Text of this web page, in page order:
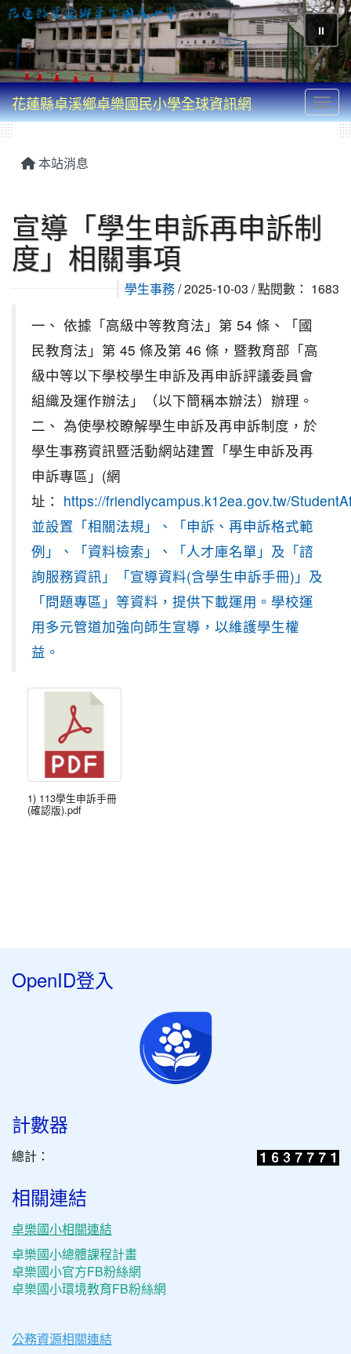
⏸
花蓮縣卓溪鄉卓樂國民小學全球資訊網
本站消息
宣導「學生申訴再申訴制
度」相關事項
學生事務/ 2025-10-03 / 點閱數： 1683
一、 依據「高級中等教育法」第 54 條、「國
民教育法」第 45 條及第 46 條，暨教育部「高
級中等以下學校學生申訴及再申訴評議委員會
組織及運作辦法」（以下簡稱本辦法）辦理。
二、 為使學校瞭解學生申訴及再申訴制度，於
學生事務資訊暨活動網站建置「學生申訴及再
申訴專區」(網
址： https://friendlycampus.k12ea.gov.tw/
並設置「相關法規」、「申訴、再申訴格式範
例」、「資料檢索」、「人才庫名單」及「諮
詢服務資訊」「宣導資料(含學生申訴手冊)」及
「問題專區」等資料，提供下載運用。學校運
用多元管道加強向師生宣導，以維護學生權
益。
1) 113學生申訴手冊
(確認版).pdf
OpenID登入
計數器
總計：
相關連結
卓樂國小相關連結
卓樂國小總體課程計畫
卓樂國小官方FB粉絲網
卓樂國小環境教育FB粉絲網
公務資源相關連結